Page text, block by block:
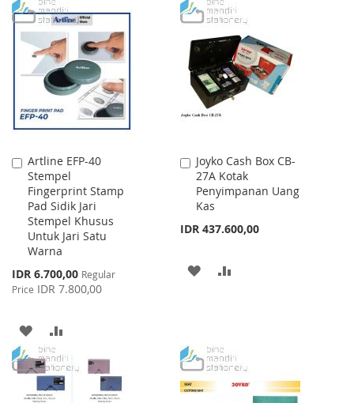
LIST
TO
WISH
LIST
TO
COMPARE
Artline EFP-40
Stempel
Fingerprint Stamp
Pad Sidik Jari
Stempel Khusus
Untuk Jari Satu
Warna
Special
Price
IDR 6.700,00 Regular
Price IDR 7.800,00
Add
to
Cart
ADD
TO
WISH
TO
COMPARE
Joyko Cash Box CB-
27A Kotak
Penyimpanan Uang
Kas
IDR 437.600,00
Add
to
Cart
ADD
LIST